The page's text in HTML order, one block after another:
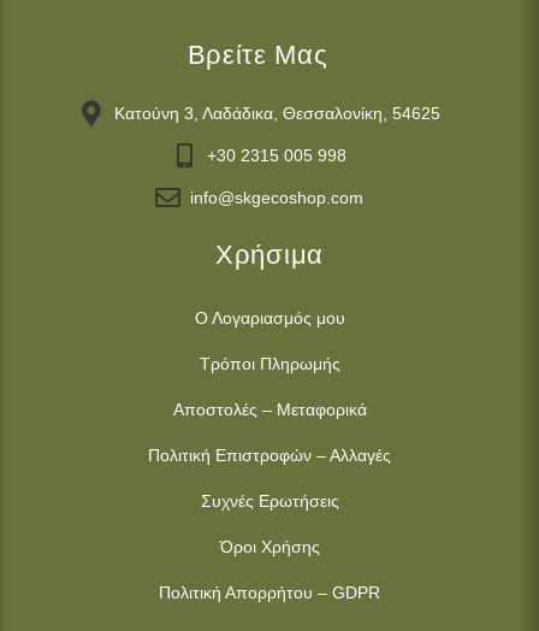
Βρείτε Μας
Κατούνη 3, Λαδάδικα, Θεσσαλονίκη, 54625
+30 2315 005 998
info@skgecoshop.com
Χρήσιμα
Ο Λογαριασμός μου
Τρόποι Πληρωμής
Αποστολές – Μεταφορικά
Πολιτική Επιστροφών – Αλλαγές
Συχνές Ερωτήσεις
Όροι Χρήσης
Πολιτική Απορρήτου – GDPR